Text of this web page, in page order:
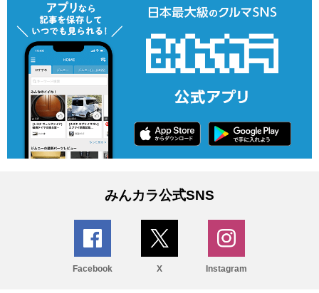
みんカラ公式SNS
Facebook X Instagram